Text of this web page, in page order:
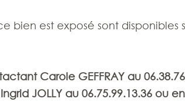
bien est exposé sont disponibles
Carole GEFFRAY au
JOLLY au 06.75.99.13.36 ou